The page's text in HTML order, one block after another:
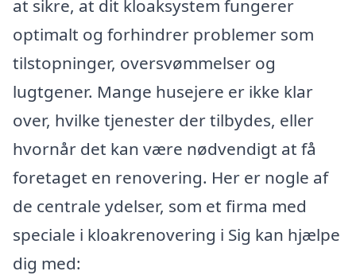
at sikre, at dit kloaksystem fungerer
optimalt og forhindrer problemer som
tilstopninger, oversvømmelser og
lugtgener. Mange husejere er ikke klar
over, hvilke tjenester der tilbydes, eller
hvornår det kan være nødvendigt at få
foretaget en renovering. Her er nogle af
de centrale ydelser, som et firma med
speciale i kloakrenovering i Sig kan hjælpe
dig med: